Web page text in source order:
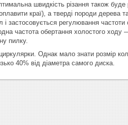
швидкість різання також
краї), а тверді породи дерева
застосовується регулювання
частота обертання холостого
пилку.
Однак мало знати розмір
40% від діаметра самого диска.